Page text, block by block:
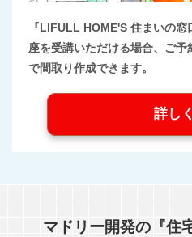
『LIFULL HOME'S 住まいの
座を受講いただける場合、ご
で間取り作成できます。
詳し
マドリー開発の『住